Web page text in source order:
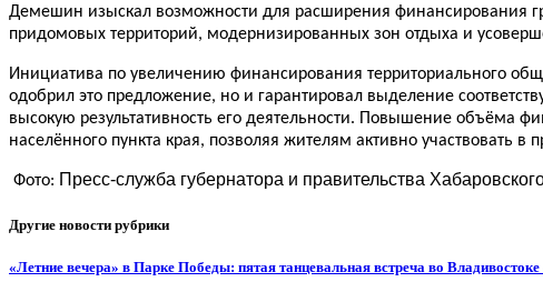
Демешин изыскал возможности для расширения финансирования
придомовых территорий, модернизированных зон отдыха и
Инициатива по увеличению финансирования территориального
одобрил это предложение, но и гарантировал выделение
высокую результативность его деятельности. Повышение объёма
населённого пункта края, позволяя жителям активно участвовать в
Фото: Пресс-служба губернатора и правительства
Другие новости рубрики
«Летние вечера» в Парке Победы: пятая танцевальная встреча во